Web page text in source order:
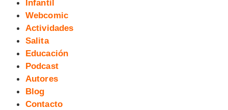
Infantil
Webcomic
Actividades
Salita
Educación
Podcast
Autores
Blog
Contacto